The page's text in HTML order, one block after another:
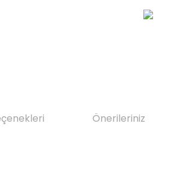
Önerileriniz